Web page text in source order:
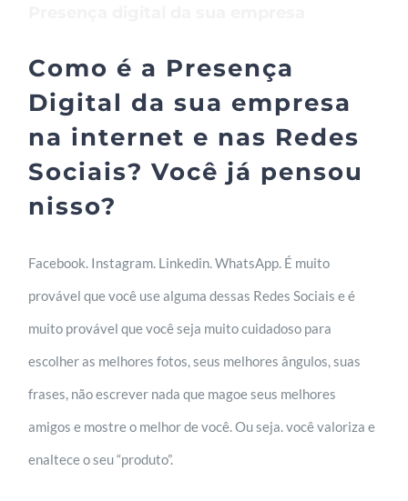
Como é a Presença
Digital da sua empresa
na internet e nas Redes
Sociais? Você já pensou
nisso?
Facebook. Instagram. Linkedin. WhatsApp. É muito
provável que você use alguma dessas Redes Sociais e é
muito provável que você seja muito cuidadoso para
escolher as melhores fotos, seus melhores ângulos, suas
frases, não escrever nada que magoe seus melhores
amigos e mostre o melhor de você. Ou seja. você valoriza e
enaltece o seu “produto”.